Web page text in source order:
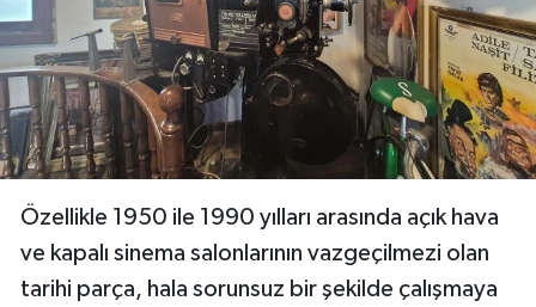
Özellikle 1950 ile 1990 yılları arasında açık hava
ve kapalı sinema salonlarının vazgeçilmezi olan
tarihi parça, hala sorunsuz bir şekilde çalışmaya